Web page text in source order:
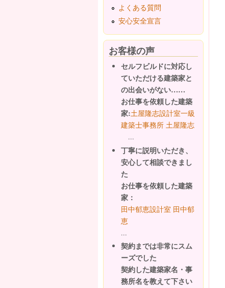
よくある質問
安心安全宣言
お客様の声
セルフビルドに対応し
ていただける建築家と
の出会いがない……
お仕事を依頼した建築
家:土屋隆志設計室一級
建築士事務所 土屋隆志
...
丁寧に説明いただき、
安心して相談できまし
た
お仕事を依頼した建築
家：
田中郁恵設計室 田中郁
恵
...
契約までは非常にスム
ーズでした
契約した建築家名・事
務所名を教えて下さい